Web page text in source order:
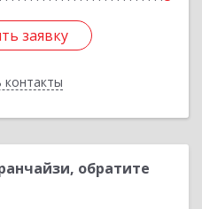
заявку
контакты
заявку
обратите